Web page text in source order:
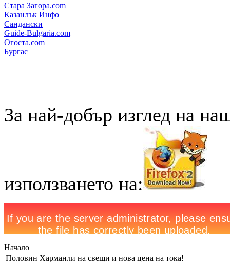
Стара Загора.com
Казанлък Инфо
Сандански
Guide-Bulgaria.com
Огоста.com
Бургас
За най-добър изглед на
използването на:
Начало
Половин Харманли на свещи и нова цена на тока!